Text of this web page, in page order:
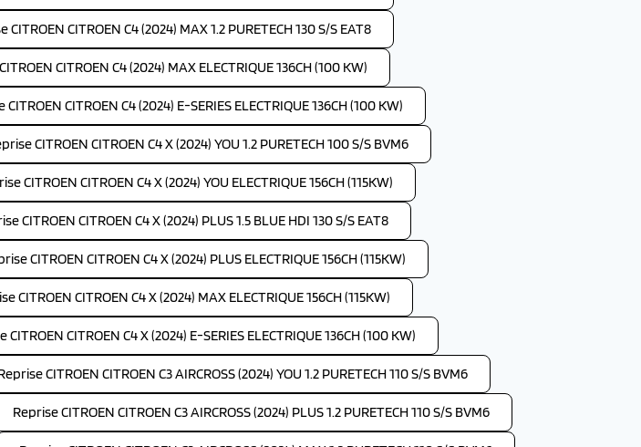
CITROEN CITROEN C4 (2024) MAX 1.2 PURETECH 130 S/S EAT8
CITROEN C4 (2024) MAX ELECTRIQUE 136CH (100 KW)
CITROEN CITROEN C4 (2024) E-SERIES ELECTRIQUE 136CH (100 KW)
CITROEN CITROEN C4 X (2024) YOU 1.2 PURETECH 100 S/S BVM6
CITROEN CITROEN C4 X (2024) YOU ELECTRIQUE 156CH (115KW)
CITROEN CITROEN C4 X (2024) PLUS 1.5 BLUE HDI 130 S/S EAT8
CITROEN CITROEN C4 X (2024) PLUS ELECTRIQUE 156CH (115KW)
CITROEN CITROEN C4 X (2024) MAX ELECTRIQUE 156CH (115KW)
CITROEN CITROEN C4 X (2024) E-SERIES ELECTRIQUE 136CH (100 KW)
CITROEN CITROEN C3 AIRCROSS (2024) YOU 1.2 PURETECH 110 S/S BVM6
Reprise CITROEN CITROEN C3 AIRCROSS (2024) PLUS 1.2 PURETECH 110 S/S BVM6